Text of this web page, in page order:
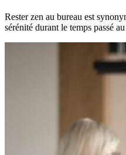
Rester zen au bureau est
sérénité durant le temps passé